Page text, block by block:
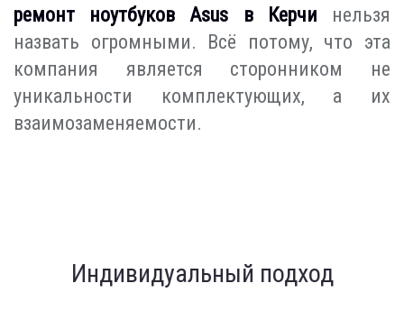
ремонт ноутбуков Asus в Керчи нельзя
назвать огромными. Всё потому, что эта
компания является сторонником не
уникальности комплектующих, а их
взаимозаменяемости.